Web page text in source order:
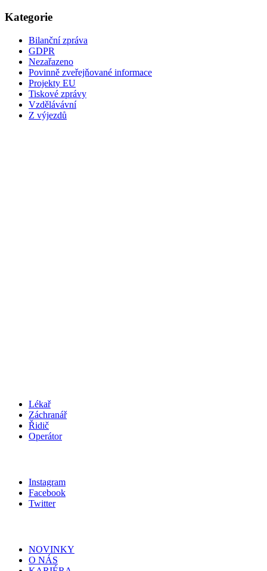
Kategorie
Bilanční zpráva
GDPR
Nezařazeno
Povinně zveřejňované informace
Projekty EU
Tiskové zprávy
Vzdělávávní
Z výjezdů
Lékař
Záchranář
Řidič
Operátor
Instagram
Facebook
Twitter
NOVINKY
O NÁS